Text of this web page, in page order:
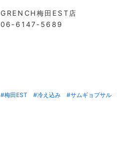
GRENCH梅田EST店
06-6147-5689
#梅田EST #冷え込み #サムギョプサル